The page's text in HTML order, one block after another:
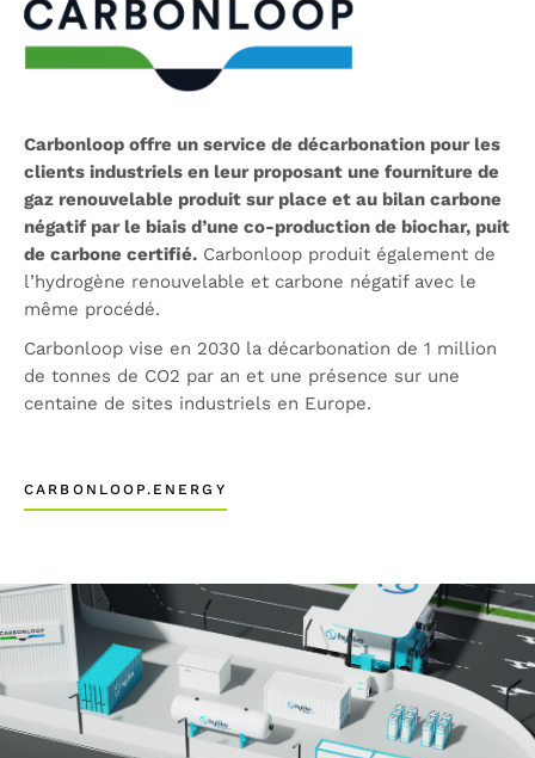
Carbonloop offre un service de décarbonation pour les
clients industriels en leur proposant une fourniture de
gaz renouvelable produit sur place et au bilan carbone
négatif par le biais d’une co-production de biochar, puit
de carbone certifié. Carbonloop produit également de
l’hydrogène renouvelable et carbone négatif avec le
même procédé.
Carbonloop vise en 2030 la décarbonation de 1 million
de tonnes de CO2 par an et une présence sur une
centaine de sites industriels en Europe.
CARBONLOOP.ENERGY